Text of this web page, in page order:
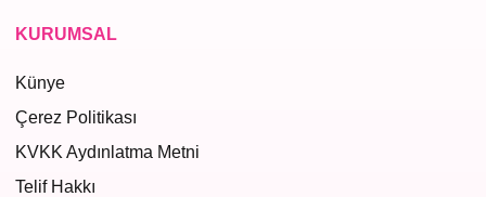
KURUMSAL
Künye
Çerez Politikası
KVKK Aydınlatma Metni
Telif Hakkı